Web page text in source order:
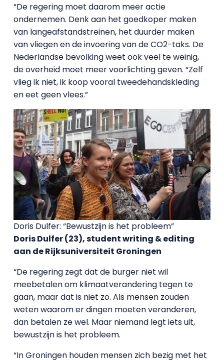
“De regering moet daarom meer actie
ondernemen. Denk aan het goedkoper maken
van langeafstandstreinen, het duurder maken
van vliegen en de invoering van de CO2-taks. De
Nederlandse bevolking weet ook veel te weinig,
de overheid moet meer voorlichting geven. “Zelf
vlieg ik niet, ik koop vooral tweedehandskleding
en eet geen vlees.”
Doris Dulfer: “Bewustzijn is het probleem”
Doris Dulfer (23), student writing & editing
aan de Rijksuniversiteit Groningen
“De regering zegt dat de burger niet wil
meebetalen om klimaatverandering tegen te
gaan, maar dat is niet zo. Als mensen zouden
weten waarom er dingen moeten veranderen,
dan betalen ze wel. Maar niemand legt iets uit,
bewustzijn is het probleem.
“In Groningen houden mensen zich bezig met het